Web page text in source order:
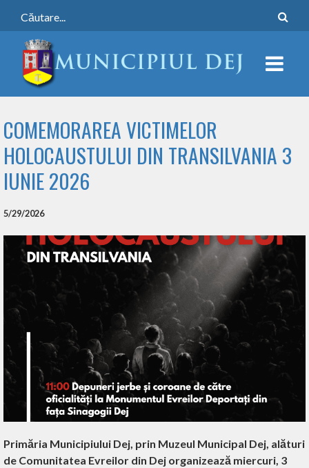
COMEMORAREA VICTIMELOR
HOLOCAUSTULUI DIN TRANSILVANIA 3
IUNIE 2026
5/29/2026
Primăria Municipiului Dej, prin Muzeul Municipal Dej, alături
de Comunitatea Evreilor din Dej organizează miercuri, 3